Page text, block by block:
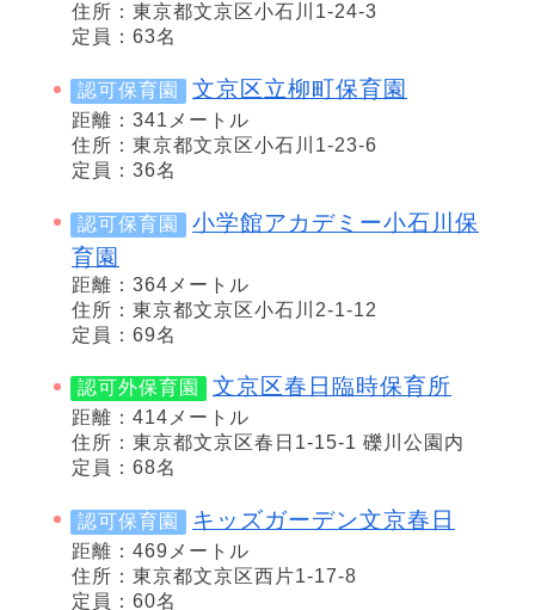
住所：東京都文京区小石川1-24-3
定員：63名
認可保育園 文京区立柳町保育園
距離：341メートル
住所：東京都文京区小石川1-23-6
定員：36名
認可保育園
小学館アカデミー小石川保
育園
距離：364メートル
住所：東京都文京区小石川2-1-12
定員：69名
認可外保育園 文京区春日臨時保育所
距離：414メートル
住所：東京都文京区春日1-15-1 礫川公園内
定員：68名
認可保育園 キッズガーデン文京春日
距離：469メートル
住所：東京都文京区西片1-17-8
定員：60名